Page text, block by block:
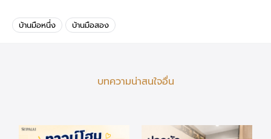
บ้านมือหนึ่ง บ้านมือสอง
บทความน่าสนใจอื่น